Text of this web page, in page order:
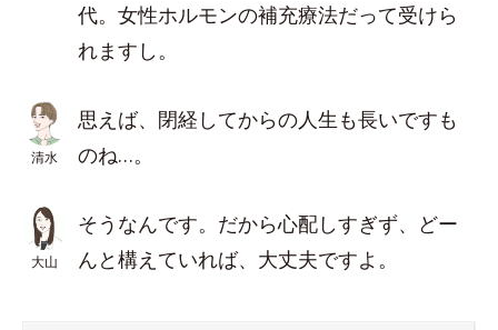
代。女性ホルモンの補充療法だって受けら
れますし。
清水
思えば、閉経してからの人生も長いですも
のね…。
大山
そうなんです。だから心配しすぎず、どー
んと構えていれば、大丈夫ですよ。